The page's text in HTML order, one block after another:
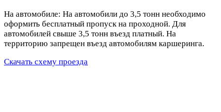
На автомобиле: На автомобили до 3,5 тонн необходимо
оформить бесплатный пропуск на проходной. Для
автомобилей свыше 3,5 тонн въезд платный. На
территорию запрещен въезд автомобилям каршеринга.
Скачать схему проезда